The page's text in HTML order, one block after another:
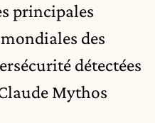
principales
des
détectées
Mythos